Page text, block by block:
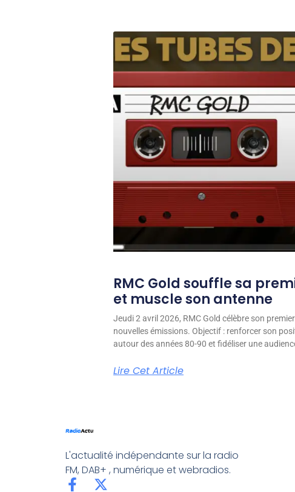
RMC Gold souffle sa
et muscle son antenne
Jeudi 2 avril 2026, RMC Gold célèbre son
nouvelles émissions. Objectif : renforcer son
autour des années 80-90 et fidéliser une
Lire Cet Article
L'actualité indépendante sur la radio
FM, DAB+ , numérique et webradios.